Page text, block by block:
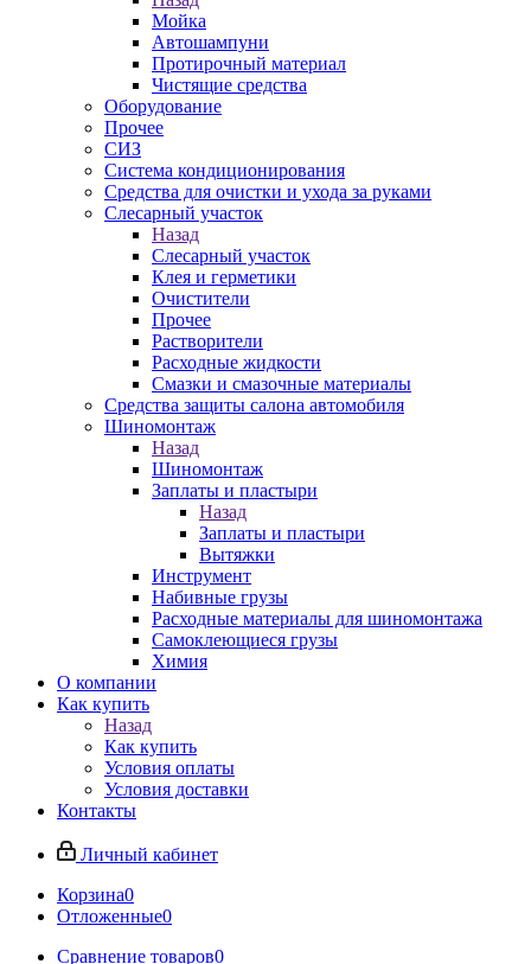
Мойка
Автошампуни
Протирочный материал
Чистящие средства
Оборудование
Прочее
СИЗ
Система кондиционирования
Средства для очистки и ухода за руками
Слесарный участок
Назад
Слесарный участок
Клея и герметики
Очистители
Прочее
Растворители
Расходные жидкости
Смазки и смазочные материалы
Средства защиты салона автомобиля
Шиномонтаж
Назад
Шиномонтаж
Заплаты и пластыри
Назад
Заплаты и пластыри
Вытяжки
Инструмент
Набивные грузы
Расходные материалы для шиномонтажа
Самоклеющиеся грузы
Химия
О компании
Как купить
Назад
Как купить
Условия оплаты
Условия доставки
Контакты
Личный кабинет
Корзина0
Отложенные0
Сравнение товаров0